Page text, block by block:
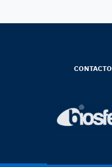
CONTACTO